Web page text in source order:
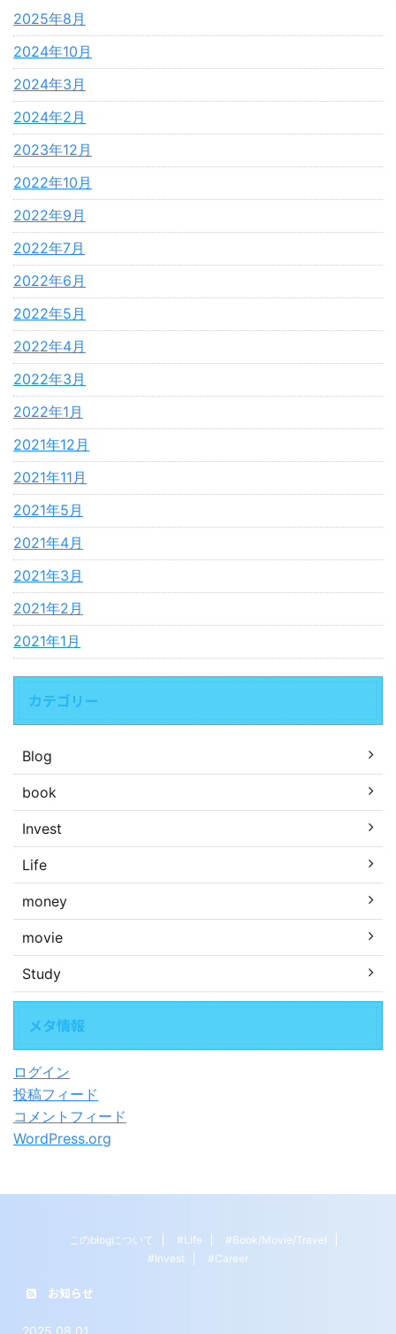
2025年8月
2024年10月
2024年3月
2024年2月
2023年12月
2022年10月
2022年9月
2022年7月
2022年6月
2022年5月
2022年4月
2022年3月
2022年1月
2021年12月
2021年11月
2021年5月
2021年4月
2021年3月
2021年2月
2021年1月
カテゴリー
Blog
book
Invest
Life
money
movie
Study
メタ情報
ログイン
投稿フィード
コメントフィード
WordPress.org
このblogについて #Life
#Book/Movie/Travel
#Invest
#Career
お知らせ
2025.08.01